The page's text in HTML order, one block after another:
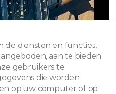
de diensten en functies,
aan te bieden
gebruikers te
die worden
op uw computer of op